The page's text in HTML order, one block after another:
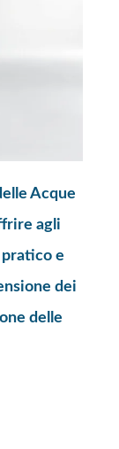
Acque
agli
e
dei
delle